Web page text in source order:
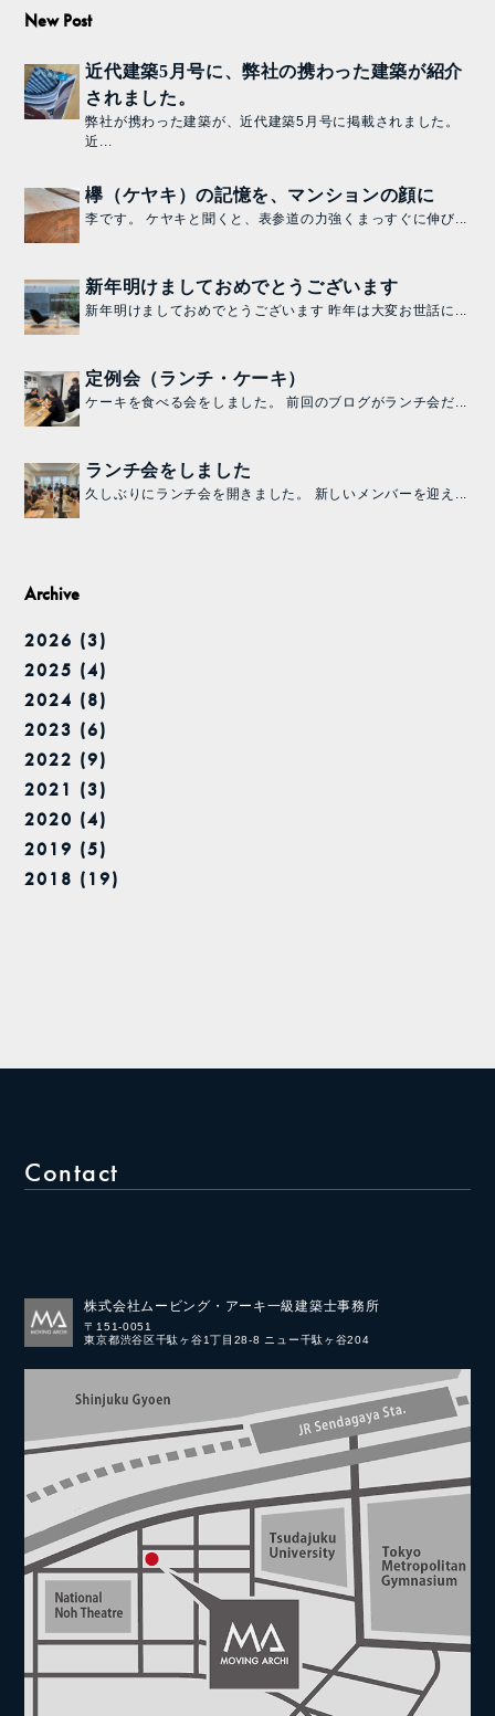
New Post
近代建築5月号に、弊社の携わった建築が紹介
されました。
弊社が携わった建築が、近代建築5月号に掲載されました。
近...
欅（ケヤキ）の記憶を、マンションの顔に
李です。 ケヤキと聞くと、表参道の力強くまっすぐに伸び...
新年明けましておめでとうございます
新年明けましておめでとうございます 昨年は大変お世話に...
定例会（ランチ・ケーキ）
ケーキを食べる会をしました。 前回のブログがランチ会だ...
ランチ会をしました
久しぶりにランチ会を開きました。 新しいメンバーを迎え...
Archive
2026 (3)
2025 (4)
2024 (8)
2023 (6)
2022 (9)
2021 (3)
2020 (4)
2019 (5)
2018 (19)
Contact
株式会社ムービング・アーキ一級建築士事務所
〒151-0051
東京都渋谷区千駄ヶ谷1丁目28-8 ニュー千駄ヶ谷204